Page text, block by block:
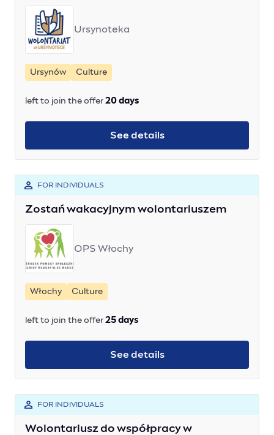
Ursynoteka
Ursynów Culture
left to join the offer 20 days
See details
FOR INDIVIDUALS
Zostań wakacyjnym wolontariuszem
OPS Włochy
Włochy Culture
left to join the offer 25 days
See details
FOR INDIVIDUALS
Wolontariusz do współpracy w